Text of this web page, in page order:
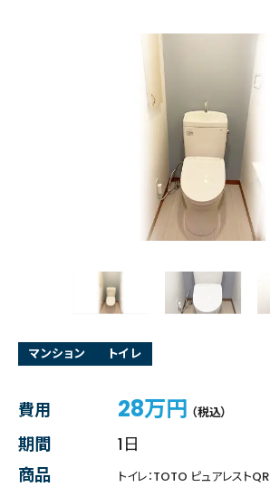
マンション トイレ
費用 28万円 （税込）
期間
1日
商品
トイレ：TOTO ピュアレストQR